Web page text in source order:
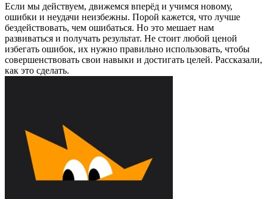
Если мы действуем, движемся вперёд и учимся новому,
ошибки и неудачи неизбежны. Порой кажется, что лучше
бездействовать, чем ошибаться. Но это мешает нам
развиваться и получать результат. Не стоит любой ценой
избегать ошибок, их нужно правильно использовать, чтобы
совершенствовать свои навыки и достигать целей. Рассказали,
как это сделать.